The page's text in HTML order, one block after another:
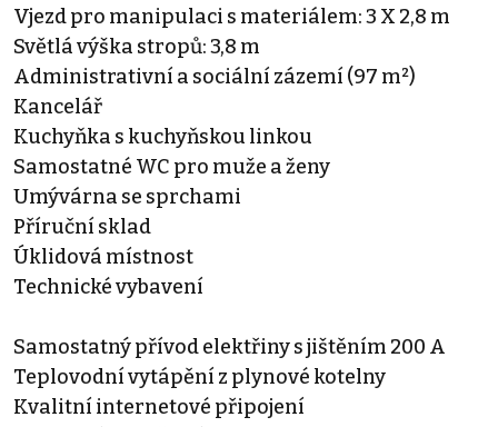
Vjezd pro manipulaci s materiálem: 3 X 2,8 m
Světlá výška stropů: 3,8 m
Administrativní a sociální zázemí (97 m²)
Kancelář
Kuchyňka s kuchyňskou linkou
Samostatné WC pro muže a ženy
Umývárna se sprchami
Příruční sklad
Úklidová místnost
Technické vybavení
Samostatný přívod elektřiny s jištěním 200 A
Teplovodní vytápění z plynové kotelny
Kvalitní internetové připojení